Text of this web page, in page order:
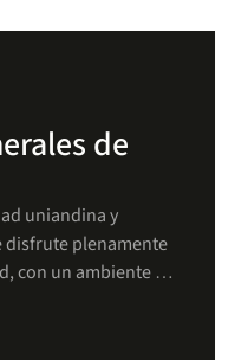
de
uniandina y
disfrute plenamente
con un ambiente de